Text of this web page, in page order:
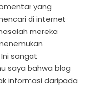
yang
di internet
mereka
sangat
saya bahwa blog
informasi daripada